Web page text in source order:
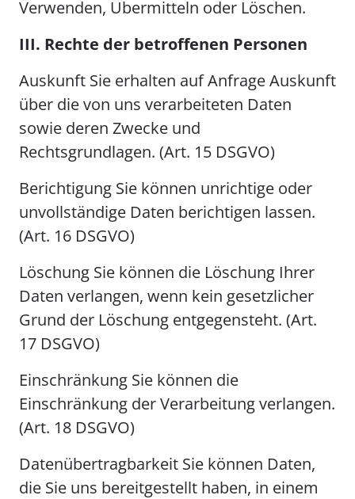
Verwenden, Übermitteln oder Löschen.
III. Rechte der betroffenen Personen
Auskunft Sie erhalten auf Anfrage Auskunft
über die von uns verarbeiteten Daten
sowie deren Zwecke und
Rechtsgrundlagen. (Art. 15 DSGVO)
Berichtigung Sie können unrichtige oder
unvollständige Daten berichtigen lassen.
(Art. 16 DSGVO)
Löschung Sie können die Löschung Ihrer
Daten verlangen, wenn kein gesetzlicher
Grund der Löschung entgegensteht. (Art.
17 DSGVO)
Einschränkung Sie können die
Einschränkung der Verarbeitung verlangen.
(Art. 18 DSGVO)
Datenübertragbarkeit Sie können Daten,
die Sie uns bereitgestellt haben, in einem